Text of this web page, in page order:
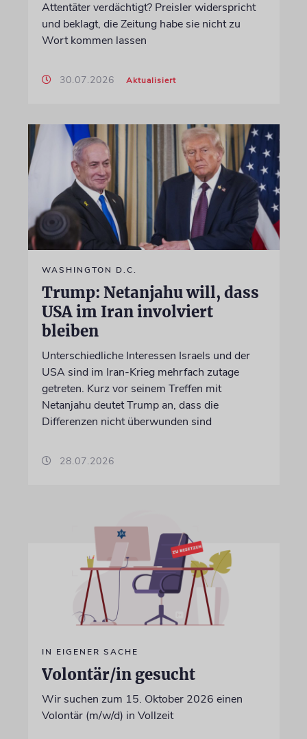
Attentäter verdächtigt? Preisler widerspricht
und beklagt, die Zeitung habe sie nicht zu
Wort kommen lassen
30.07.2026 Aktualisiert
WASHINGTON D.C.
Trump: Netanjahu will, dass
USA im Iran involviert
bleiben
Unterschiedliche Interessen Israels und der
USA sind im Iran-Krieg mehrfach zutage
getreten. Kurz vor seinem Treffen mit
Netanjahu deutet Trump an, dass die
Differenzen nicht überwunden sind
28.07.2026
IN EIGENER SACHE
Volontär/in gesucht
Wir suchen zum 15. Oktober 2026 einen
Volontär (m/w/d) in Vollzeit